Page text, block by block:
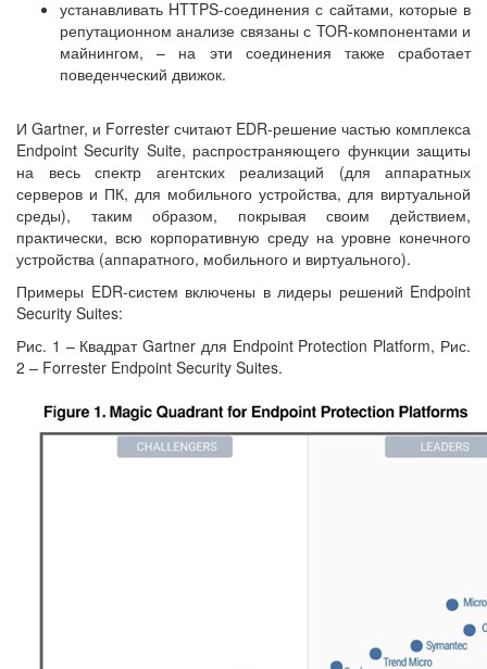
устанавливать HTTPS-соединения с сайтами, которые в
репутационном анализе связаны с TOR-компонентами и
майнингом, – на эти соединения также сработает
поведенческий движок.
И Gartner, и Forrester считают EDR-решение частью комплекса
Endpoint Security Suite, распространяющего функции защиты
на весь спектр агентских реализаций (для аппаратных
серверов и ПК, для мобильного устройства, для виртуальной
среды), таким образом, покрывая своим действием,
практически, всю корпоративную среду на уровне конечного
устройства (аппаратного, мобильного и виртуального).
Примеры EDR-систем включены в лидеры решений Endpoint
Security Suites:
Рис. 1 – Квадрат Gartner для Endpoint Protection Platform, Рис.
2 – Forrester Endpoint Security Suites.